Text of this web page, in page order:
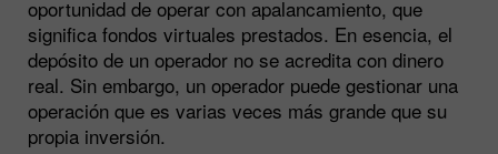
oportunidad de operar con apalancamiento, que
significa fondos virtuales prestados. En esencia, el
depósito de un operador no se acredita con dinero
real. Sin embargo, un operador puede gestionar una
operación que es varias veces más grande que su
propia inversión.